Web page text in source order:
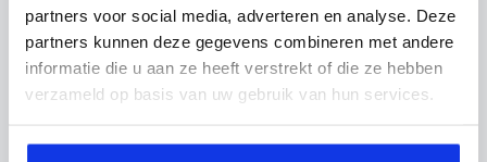
partners voor social media, adverteren en analyse. Deze
partners kunnen deze gegevens combineren met andere
informatie die u aan ze heeft verstrekt of die ze hebben
verzameld op basis van uw gebruik van hun services.
Inruilvoorstel aanvragen